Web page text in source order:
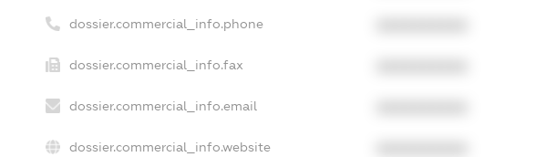
dossier.commercial_info.phone
dossier.commercial_info.fax
dossier.commercial_info.email
dossier.commercial_info.website